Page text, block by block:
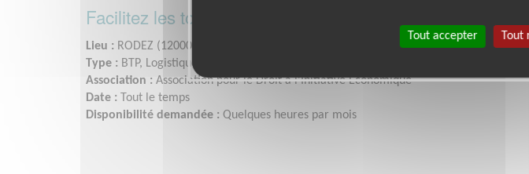
Facilitez les tournées du Bus de l'Adie !
Lieu : RODEZ (12000)
Type : BTP, Logistique, Sécurité, Transport
Association : Association pour le Droit à l'Initiative Economique
Date :
Tout le temps
Disponibilité demandée : Quelques heures par mois
Tout accepter Tout